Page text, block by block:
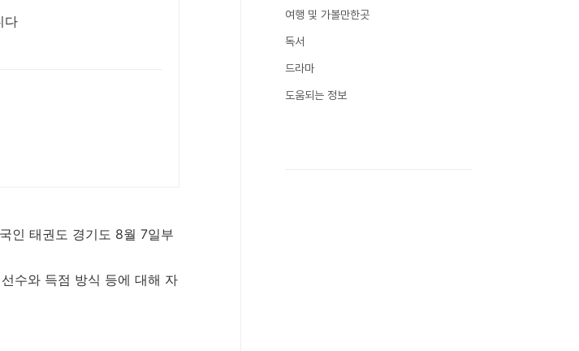
다
인 태권도 경기도 8월 7일부
수와 득점 방식 등에 대해 자
여행 및 가볼만한곳
독서
드라마
도움되는 정보